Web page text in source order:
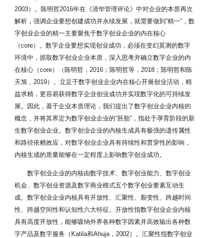
2003）。陈明哲2016年在《清华管理评论》中对企业的本质再次
解析，强调企业要想创建成功并永续发展，就需要做到“精一”，数
字创业企业的精一主要聚焦于数字创业企业的内在核心
（core）。数字企业要想实现创业成功，必须在变幻莫测的数字
环境中，抓取数字创业企业本质，深入思考并确立数字企业的内
在核心（core）（陈明哲，2016；陈明哲等，2018；陈明哲和陈
天旭，2019）。立足于数字创业企业内在核心开展创业活动，精
益求精，更容易获得数字企业创业成功并实现数字化的可持续发
展。因此，基于企业本质理论，我们提出了数字创业企业内核的
概念，并将其界定为数字创业企业的“胚胎”，指处于孕育阶段的新
生数字创业企业。数字创业企业的内核生成具有极强的遗传属性
和路径依赖效应，对数字创业企业具有持续性和贯穿性的影响，
内核生成的质量能够在一定程度上影响数字创业成功。
数字创业企业的内核由数字技术、数字创业能力、数字创业
机会、数字创业资源及数字商业模式五个数字创业要素互动生
成。数字创业企业内核具有开放性、汇聚性、裂变性、跨越时间
性、跨越空间性和认知性六大特征。开放性指数字创业企业内核
具有高度开放性，能够吸纳外界各种数字因素并高效输出各种数
字产品及数字服务（Katila和Ahuja，2002）。汇聚性指数字创业